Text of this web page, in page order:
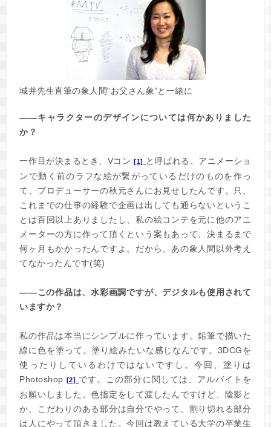
城井先生直筆の象人間“お父さん象”と一緒に
――キャラクターのデザインについては何かありました
か？
一作目が決まるとき、Vコン[1]
と呼ばれる、アニメーショ
ンで動く前のラフな絵が繋がっているだけのものを作っ
て、プロデューサーの秋元さんにお見せしたんです。只、
これまでの仕事の経験で企画は出しても通らないというこ
とは百回以上ありましたし、私の絵コンテを元に他のアニ
メーターの方に作って頂くという案もあって、決まるまで
何ヶ月もかかったんですよ。だから、あの象人間以外考え
てなかったんです(笑)
――この作品は、水彩画調ですが、デジタルも使用されて
いますか？
私の作品は本当にシンプルに作っています。鉛筆で描いた
線に色を塗って。塗り絵みたいな感じなんです。3DCGを
使ったりしているわけではないですし。今回、塗りは
Photoshop [2] です。この部分に関しては、アルバイトを
お願いしました。色指定をして渡したんですけど、陰影と
か、こだわりのある部分は自分でやって、割り切れる部分
は人にやって頂きました。今回は教えている大学の卒業生